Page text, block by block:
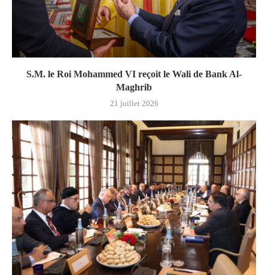
S.M. le Roi Mohammed VI reçoit le Wali de Bank Al-
Maghrib
21 juillet 2026